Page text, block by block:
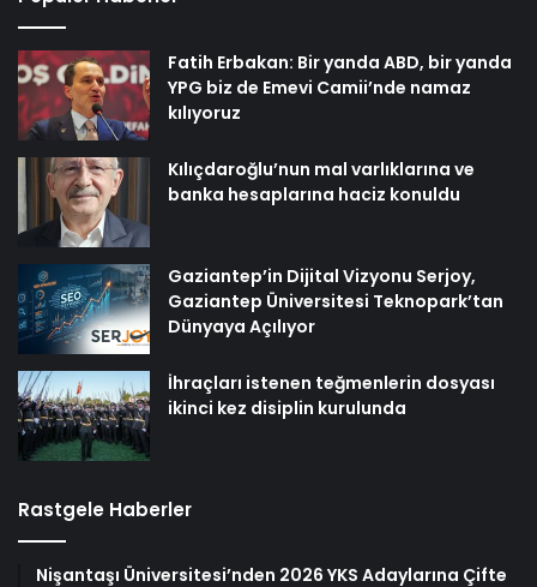
Fatih Erbakan: Bir yanda ABD, bir yanda
YPG biz de Emevi Camii’nde namaz
kılıyoruz
Kılıçdaroğlu’nun mal varlıklarına ve
banka hesaplarına haciz konuldu
Gaziantep’in Dijital Vizyonu Serjoy,
Gaziantep Üniversitesi Teknopark’tan
Dünyaya Açılıyor
İhraçları istenen teğmenlerin dosyası
ikinci kez disiplin kurulunda
Rastgele Haberler
Nişantaşı Üniversitesi’nden 2026 YKS Adaylarına Çifte